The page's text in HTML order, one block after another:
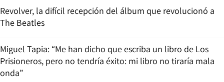
Revolver, la difícil recepción del álbum que revolucionó a
The Beatles
Miguel Tapia: “Me han dicho que escriba un libro de Los
Prisioneros, pero no tendría éxito: mi libro no tiraría mala
onda”